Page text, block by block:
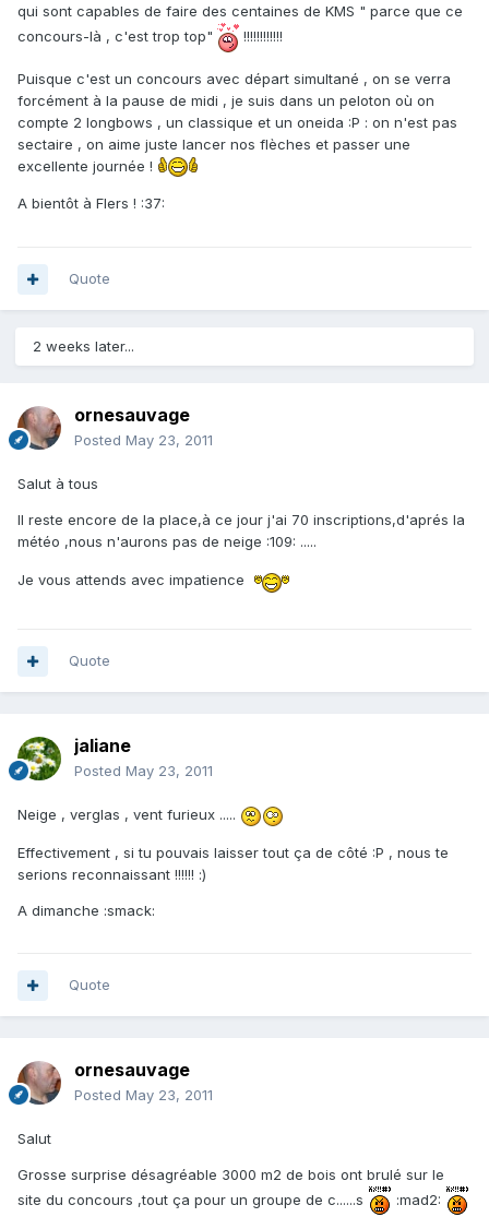
qui sont capables de faire des centaines de KMS " parce que ce
concours-là , c'est trop top"
!!!!!!!!!!!!
Puisque c'est un concours avec départ simultané , on se verra
forcément à la pause de midi , je suis dans un peloton où on
compte 2 longbows , un classique et un oneida :P : on n'est pas
sectaire , on aime juste lancer nos flèches et passer une
excellente journée !
A bientôt à Flers ! :37:
Quote
2 weeks later...
ornesauvage
Posted May 23, 2011
Salut à tous
Il reste encore de la place,à ce jour j'ai 70 inscriptions,d'aprés la
météo ,nous n'aurons pas de neige :109: .....
Je vous attends avec impatience
Quote
jaliane
Posted May 23, 2011
Neige , verglas , vent furieux .....
Effectivement , si tu pouvais laisser tout ça de côté :P , nous te
serions reconnaissant !!!!!! :)
A dimanche :smack:
Quote
ornesauvage
Posted May 23, 2011
Salut
Grosse surprise désagréable 3000 m2 de bois ont brulé sur le
site du concours ,tout ça pour un groupe de c......s
:mad2: